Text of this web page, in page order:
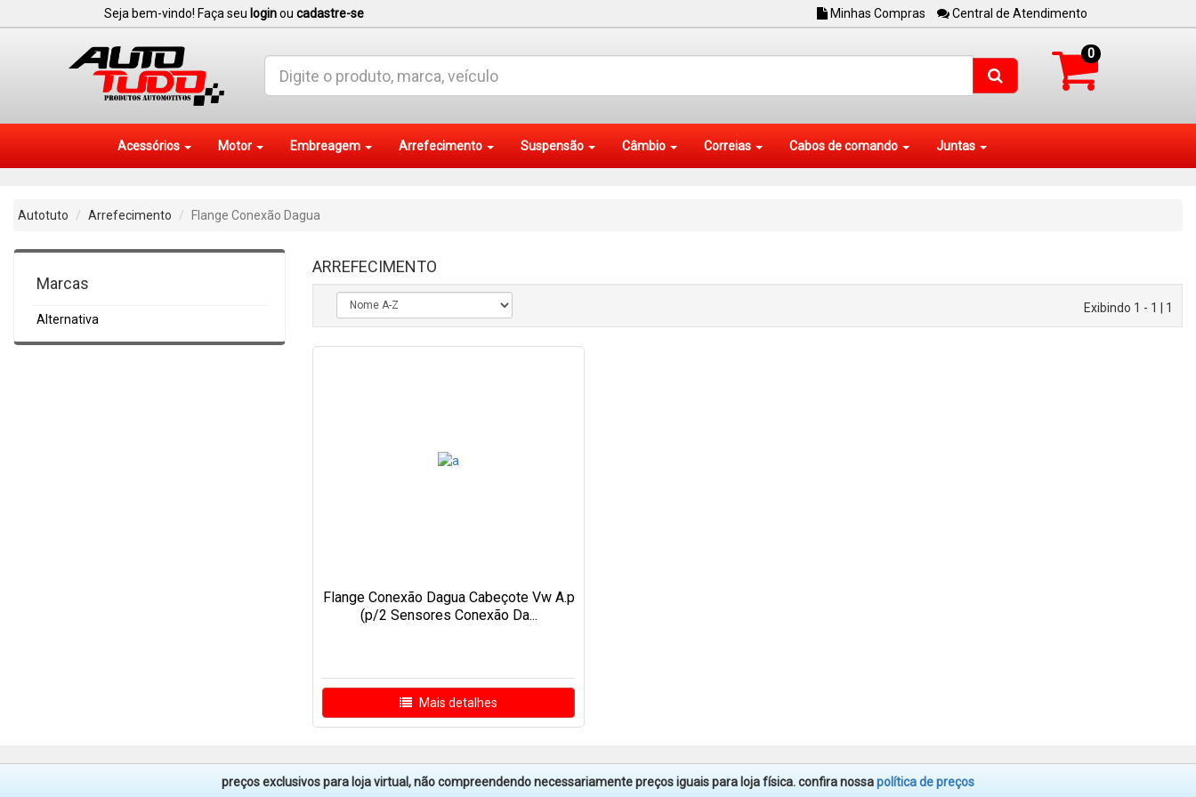
Seja bem-vindo! Faça seu loginou cadastre-se Minhas Compras Central de Atendimento
0
Acessórios Motor Embreagem Arrefecimento Suspensão Câmbio Correias Cabos de comando Juntas
Autotuto Arrefecimento Flange Conexão Dagua
Marcas
Alternativa
ARREFECIMENTO
Exibindo 1 - 1 | 1
Flange Conexão Dagua Cabeçote Vw A.p
(p/2 Sensores Conexão Da...
Mais detalhes
preços exclusivos para loja virtual, não compreendendo necessariamente preços iguais para loja física. confira nossapolítica de preços